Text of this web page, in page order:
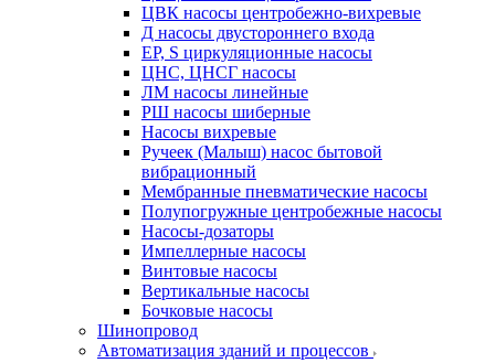
ЦВК насосы центробежно-вихревые
Д насосы двустороннего входа
EP, S циркуляционные насосы
ЦНС, ЦНСГ насосы
ЛМ насосы линейные
РШ насосы шиберные
Насосы вихревые
Ручеек (Малыш) насос бытовой
вибрационный
Мембранные пневматические насосы
Полупогружные центробежные насосы
Насосы-дозаторы
Импеллерные насосы
Винтовые насосы
Вертикальные насосы
Бочковые насосы
Шинопровод
Автоматизация зданий и процессов